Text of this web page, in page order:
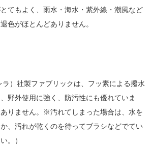
てもよく、雨水・海水・紫外線・潮風など
色がほとんどありません。
）社製ファブリックは、フッ素による撥水
野外使用に強く、防汚性にも優れていま
りません。※汚れてしまった場合は、水を
、汚れが乾くのを待ってブラシなどでてい
。）